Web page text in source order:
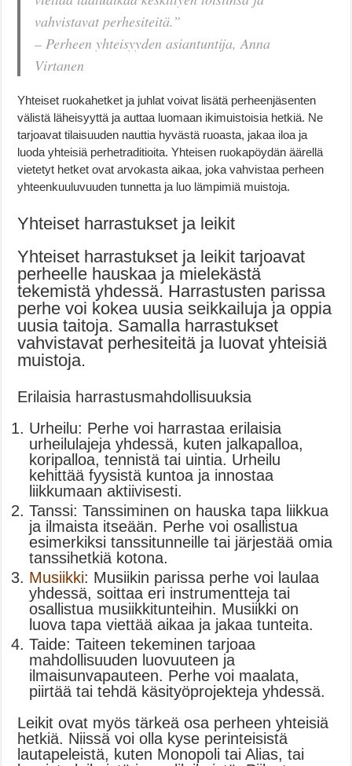
vahvistavat perhesiteitä.”
– Perheen yhteisyyden asiantuntija, Anna
Virtanen
Yhteiset ruokahetket ja juhlat voivat lisätä perheenjäsenten
välistä läheisyyttä ja auttaa luomaan ikimuistoisia hetkiä. Ne
tarjoavat tilaisuuden nauttia hyvästä ruoasta, jakaa iloa ja
luoda yhteisiä perhetraditioita. Yhteisen ruokapöydän äärellä
vietetyt hetket ovat arvokasta aikaa, joka vahvistaa perheen
yhteenkuuluvuuden tunnetta ja luo lämpimiä muistoja.
Yhteiset harrastukset ja leikit
Yhteiset harrastukset ja leikit tarjoavat
perheelle hauskaa ja mielekästä
tekemistä yhdessä. Harrastusten parissa
perhe voi kokea uusia seikkailuja ja oppia
uusia taitoja. Samalla harrastukset
vahvistavat perhesiteitä ja luovat yhteisiä
muistoja.
Erilaisia harrastusmahdollisuuksia
Urheilu: Perhe voi harrastaa erilaisia
urheilulajeja yhdessä, kuten jalkapalloa,
koripalloa, tennistä tai uintia. Urheilu
kehittää fyysistä kuntoa ja innostaa
liikkumaan aktiivisesti.
Tanssi: Tanssiminen on hauska tapa liikkua
ja ilmaista itseään. Perhe voi osallistua
esimerkiksi tanssitunneille tai järjestää omia
tanssihetkiä kotona.
Musiikki: Musiikin parissa perhe voi laulaa
yhdessä, soittaa eri instrumentteja tai
osallistua musiikkitunteihin. Musiikki on
luova tapa viettää aikaa ja jakaa tunteita.
Taide: Taiteen tekeminen tarjoaa
mahdollisuuden luovuuteen ja
ilmaisunvapauteen. Perhe voi maalata,
piirtää tai tehdä käsityöprojekteja yhdessä.
Leikit ovat myös tärkeä osa perheen yhteisiä
hetkiä. Niissä voi olla kyse perinteisistä
lautapeleistä, kuten Monopoli tai Alias, tai